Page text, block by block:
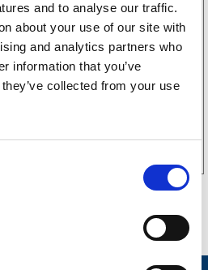
and to analyse our traffic.
about your use of our site with
and analytics partners who
information that you’ve
collected from your use